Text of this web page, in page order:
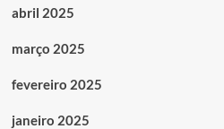
abril 2025
março 2025
fevereiro 2025
janeiro 2025